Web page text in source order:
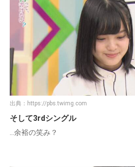
出典： https://pbs.twimg.com
そして3rdシングル
…余裕の笑み？